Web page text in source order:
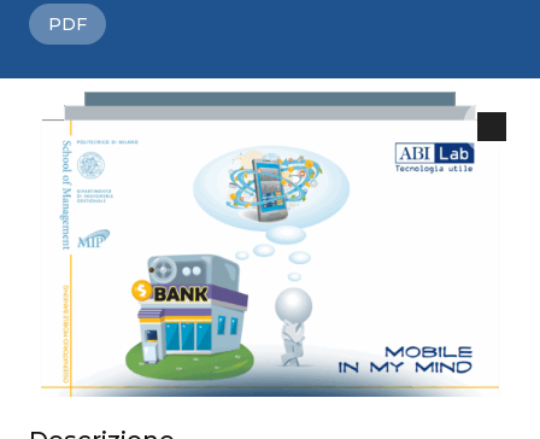
PDF